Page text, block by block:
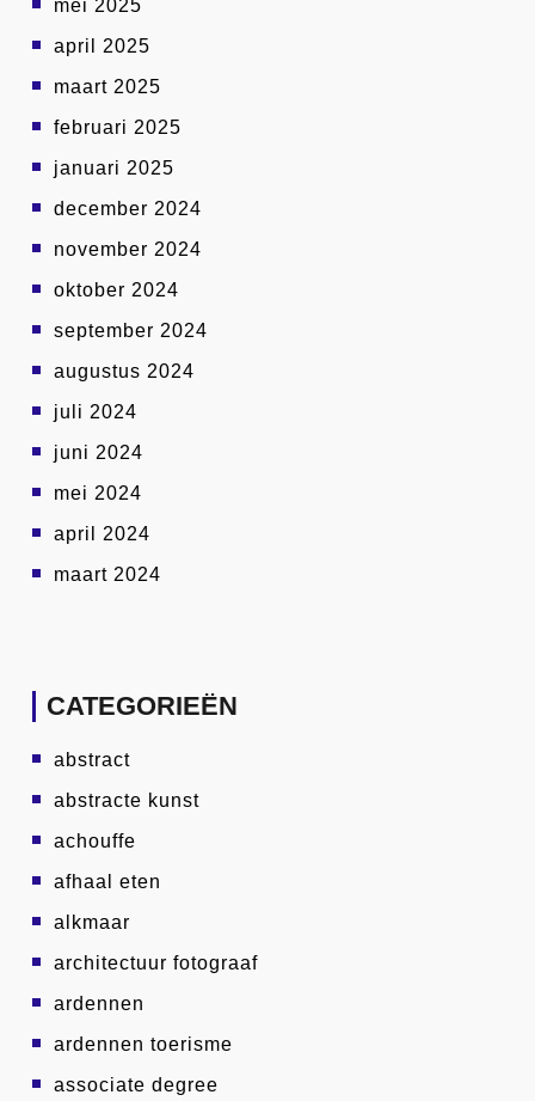
mei 2025
april 2025
maart 2025
februari 2025
januari 2025
december 2024
november 2024
oktober 2024
september 2024
augustus 2024
juli 2024
juni 2024
mei 2024
april 2024
maart 2024
CATEGORIEËN
abstract
abstracte kunst
achouffe
afhaal eten
alkmaar
architectuur fotograaf
ardennen
ardennen toerisme
associate degree